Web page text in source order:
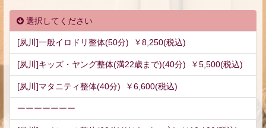
選択してください
[夙川]一般イロドリ整体(50分) ￥8,250(税込)
[夙川]キッズ・ヤング整体(満22歳まで)(40分) ￥5,500(税込)
[夙川]マタニティ整体(40分) ￥6,600(税込)
ーーーーーーー